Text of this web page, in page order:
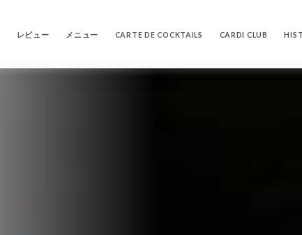
レビュー メニュー CARTE DE COCKTAILS CARDI CLUB